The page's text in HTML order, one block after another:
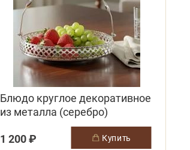
Блюдо круглое декоративное
из металла (серебро)
1 200 ₽
купить